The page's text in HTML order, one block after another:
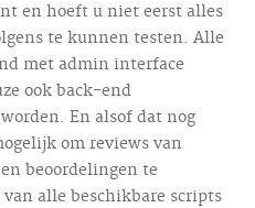
en hoeft u niet eerst alles
te kunnen testen. Alle
met admin interface
ook back-end
En alsof dat nog
om reviews van
beoordelingen te
alle beschikbare scripts